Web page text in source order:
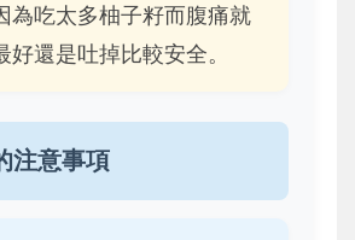
為吃太多柚子籽而腹痛就
好還是吐掉比較安全。
注意事項